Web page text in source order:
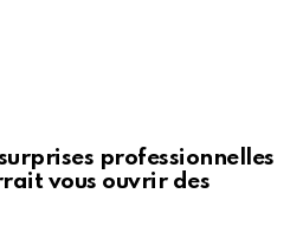
professionnelles
vous ouvrir des